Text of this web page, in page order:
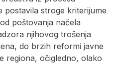
postavila stroge kriterijume
poštovanja načela
njihovog trošenja
do brzih reformi javne
regiona, očigledno, olako